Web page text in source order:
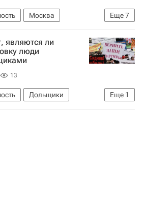
Еще7
Москва
Стройкомплекс
магистралей в Москве
Россия
являются ли
люди
13
Еще 1
Дольщики